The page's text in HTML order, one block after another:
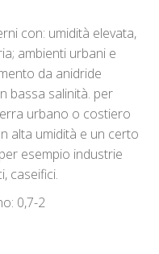
con: umidità elevata,
ambienti urbani e
da anidride
bassa salinità. per
urbano o costiero
alta umidità e un certo
esempio industrie
caseifici.
0,7-2